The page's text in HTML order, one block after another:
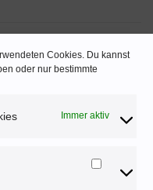
Cookies. Du kannst
oder nur bestimmte
Immer aktiv
4, 4082 Aschach,